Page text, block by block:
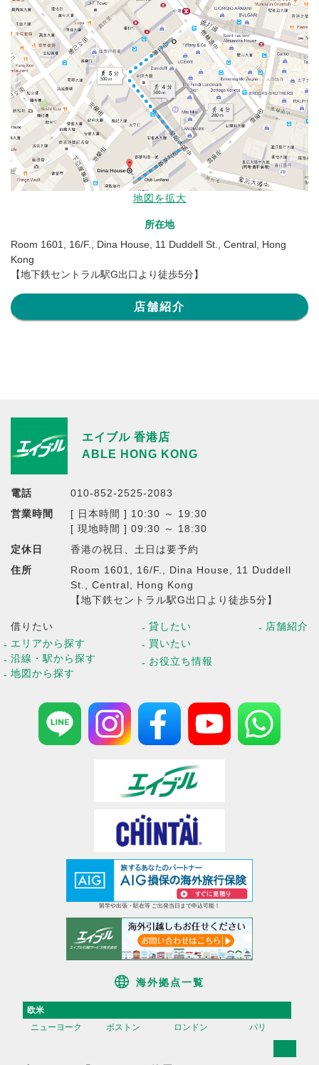
地図を拡大
所在地
Room 1601, 16/F., Dina House, 11 Duddell St., Central, Hong
Kong
【地下鉄セントラル駅G出口より徒歩5分】
店舗紹介
エイブル 香港店
ABLE HONG KONG
電話
010-852-2525-2083
営業時間
[ 日本時間 ] 10:30 ～ 19:30
[ 現地時間 ] 09:30 ～ 18:30
定休日
香港の祝日、土日は要予約
住所
Room 1601, 16/F., Dina House, 11 Duddell
St., Central, Hong Kong
【地下鉄セントラル駅G出口より徒歩5分】
借りたい
エリアから探す
沿線・駅から探す
地図から探す
貸したい
買いたい
お役立ち情報
店舗紹介
留学や出張・駐在等 ご出発当日まで申込可能！
海外拠点一覧
欧米
ニューヨーク
ボストン ロンドン パリ